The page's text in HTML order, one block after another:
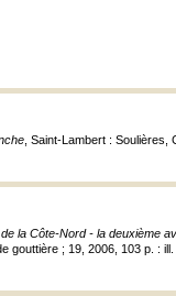
, Saint-Lambert :
la Côte-Nord - la deuxième
gouttière ; 19, 2006, 103 p. : ill.